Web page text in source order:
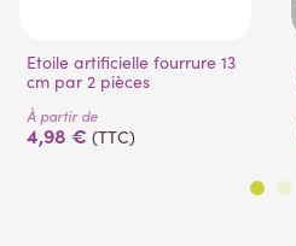
Etoile artificielle fourrure 13
cm par 2 pièces
À partir de
4,98 € (TTC)